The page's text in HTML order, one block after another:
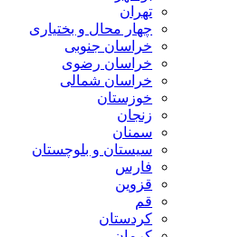
تهران
چهار محال و بختیاری
خراسان جنوبی
خراسان رضوی
خراسان شمالی
خوزستان
زنجان
سمنان
سیستان و بلوچستان
فارس
قزوین
قم
کردستان